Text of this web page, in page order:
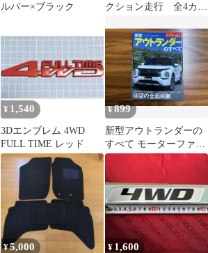
ルバー×ブラック
クション走行 全4カラ
¥ 1,540
3Dエンブレム 4WD
FULL TIME レッド
¥899
新型アウトランダーの
すべて モーターファン
別冊【店舗閲覧用・ブ
ッカー加工済】
¥5,000 ¥ 1,600